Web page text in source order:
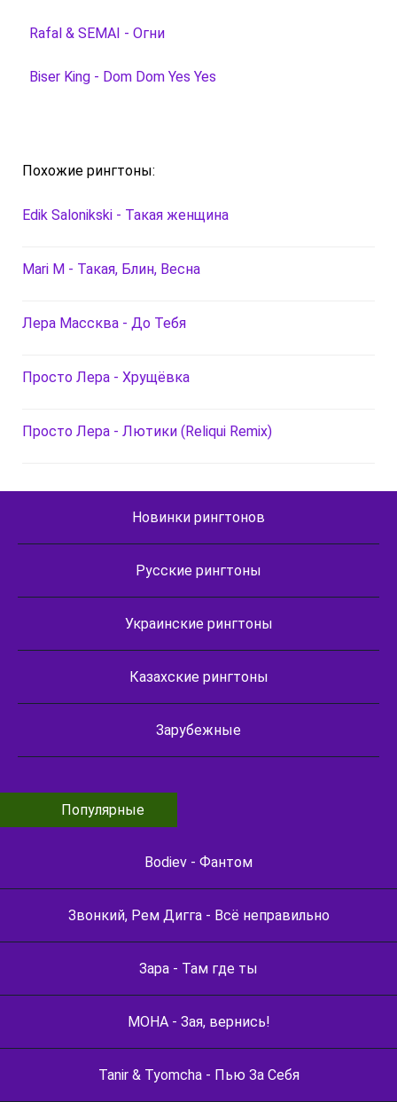
Rafal & SEMAI - Огни
Biser King - Dom Dom Yes Yes
Похожие рингтоны:
Edik Salonikski - Такая женщина
Mari M - Такая, Блин, Весна
Лера Массква - До Тебя
Просто Лера - Хрущёвка
Просто Лера - Лютики (Reliqui Remix)
Новинки рингтонов
Русские рингтоны
Украинские рингтоны
Казахские рингтоны
Зарубежные
Популярные
Bodiev - Фантом
Звонкий, Рем Дигга - Всё неправильно
Зара - Там где ты
МОНА - Зая, вернись!
Tanir & Tyomcha - Пью За Себя